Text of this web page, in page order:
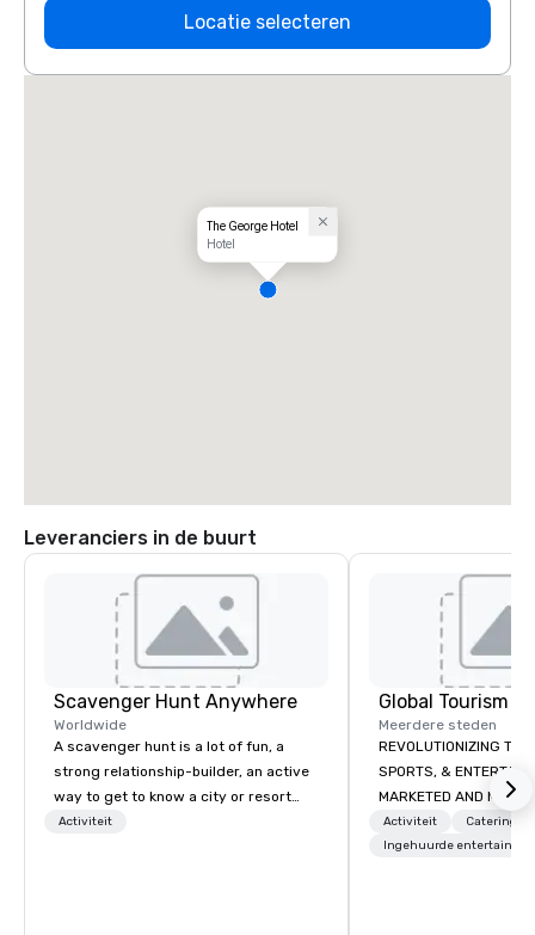
Locatie selecteren
The George Hotel
Hotel
Leveranciers in de buurt
Scavenger Hunt Anywhere
Worldwide
A scavenger hunt is a lot of fun, a
strong relationship-builder, an active
way to get to know a city or resort
location and an excellent team
Activiteit
Meerdere steden
REVOLUTIONIZING THE WAY TOURISM,
SPORTS, & ENTERTAINMENT ARE
MARKETED AND MONETIZED. One stop
shop for all of your
the United States.
Activiteit
Catering
Ingehuurde